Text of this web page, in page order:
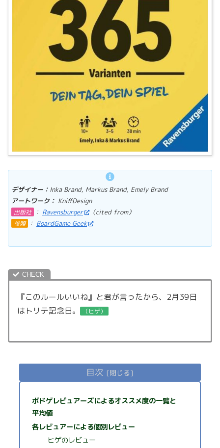
デザイナー： Inka Brand, Markus Brand, Emely Brand
アートワーク： KniffDesign
出版社 ： Ravensburger （cited from）
参照 ： BoardGame Geek
『このルールいいね』と君が言ったから、2月39日
はトリテ記念日。
（ヒゲ）
目次
ボドゲレビュアーズによるオススメ度の一覧と
平均値
各レビュアーによる個別レビュー
ヒゲのレビュー